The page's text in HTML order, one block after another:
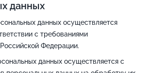
данных
данных осуществляется
с требованиями
Федерации.
данных осуществляется с